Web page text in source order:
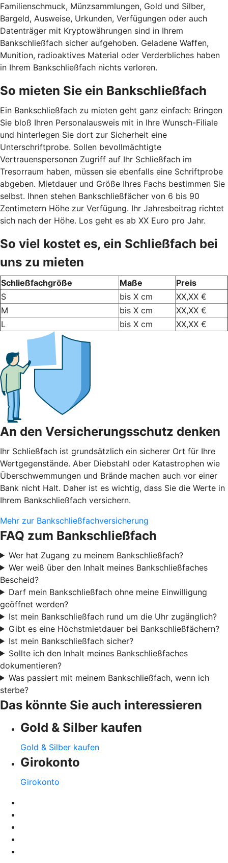
Familienschmuck, Münzsammlungen, Gold und Silber,
Bargeld, Ausweise, Urkunden, Verfügungen oder auch
Datenträger mit Kryptowährungen sind in Ihrem
Bankschließfach sicher aufgehoben. Geladene Waffen,
Munition, radioaktives Material oder Verderbliches haben
in Ihrem Bankschließfach nichts verloren.
So mieten Sie ein Bankschließfach
Ein Bankschließfach zu mieten geht ganz einfach: Bringen
Sie bloß Ihren Personalausweis mit in Ihre Wunsch-Filiale
und hinterlegen Sie dort zur Sicherheit eine
Unterschriftprobe. Sollen bevollmächtigte
Vertrauenspersonen Zugriff auf Ihr Schließfach im
Tresorraum haben, müssen sie ebenfalls eine Schriftprobe
abgeben. Mietdauer und Größe Ihres Fachs bestimmen Sie
selbst. Ihnen stehen Bankschließfächer von 6 bis 90
Zentimetern Höhe zur Verfügung. Ihr Jahresbeitrag richtet
sich nach der Höhe. Los geht es ab XX Euro pro Jahr.
So viel kostet es, ein Schließfach bei
uns zu mieten
Schließfachgröße Maße
Preis
S
bis X cm
XX,XX €
M
bis X cm
XX,XX €
L
bis X cm XX,XX €
An den Versicherungsschutz denken
Ihr Schließfach ist grundsätzlich ein sicherer Ort für Ihre
Wertgegenstände. Aber Diebstahl oder Katastrophen wie
Überschwemmungen und Brände machen auch vor einer
Bank nicht Halt. Daher ist es wichtig, dass Sie die Werte in
Ihrem Bankschließfach versichern.
Mehr zur Bankschließfachversicherung
FAQ zum Bankschließfach
Wer hat Zugang zu meinem Bankschließfach?
Wer weiß über den Inhalt meines Bankschließfaches
Bescheid?
Darf mein Bankschließfach ohne meine Einwilligung
geöffnet werden?
Ist mein Bankschließfach rund um die Uhr zugänglich?
Gibt es eine Höchstmietdauer bei Bankschließfächern?
Ist mein Bankschließfach sicher?
Sollte ich den Inhalt meines Bankschließfaches
dokumentieren?
Was passiert mit meinem Bankschließfach, wenn ich
sterbe?
Das könnte Sie auch interessieren
Gold & Silber kaufen
Gold & Silber kaufen
Girokonto
Girokonto